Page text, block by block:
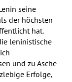
seine
der höchsten
hat.
leninistische
und zu Asche
Erfolge,